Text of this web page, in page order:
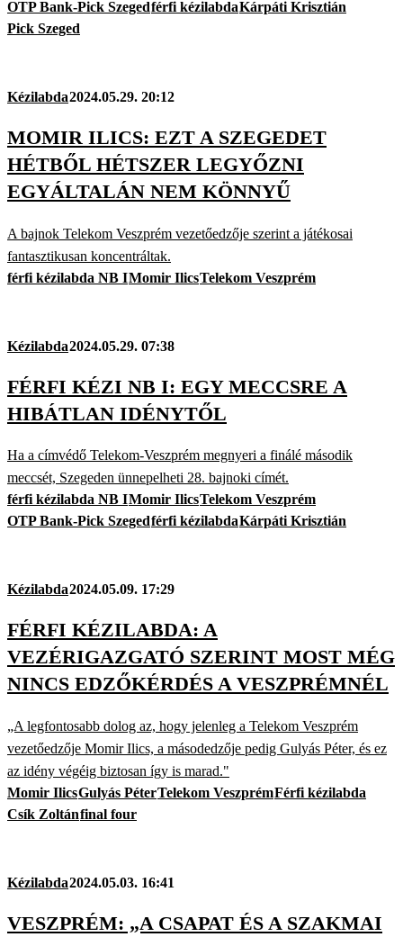
OTP Bank-Pick Szegedférfi kézilabdaKárpáti Krisztián
Pick Szeged
Kézilabda2024.05.29. 20:12
MOMIR ILICS: EZT A SZEGEDET
HÉTBŐL HÉTSZER LEGYŐZNI
EGYÁLTALÁN NEM KÖNNYŰ
A bajnok Telekom Veszprém vezetőedzője szerint a játékosai
fantasztikusan koncentráltak.
férfi kézilabda NB IMomir IlicsTelekom Veszprém
Kézilabda2024.05.29. 07:38
FÉRFI KÉZI NB I: EGY MECCSRE A
HIBÁTLAN IDÉNYTŐL
Ha a címvédő Telekom-Veszprém megnyeri a finálé második
meccsét, Szegeden ünnepelheti 28. bajnoki címét.
férfi kézilabda NB IMomir IlicsTelekom Veszprém
OTP Bank-Pick Szegedférfi kézilabdaKárpáti Krisztián
Kézilabda2024.05.09. 17:29
FÉRFI KÉZILABDA: A
VEZÉRIGAZGATÓ SZERINT MOST MÉG
NINCS EDZŐKÉRDÉS A VESZPRÉMNÉL
„A legfontosabb dolog az, hogy jelenleg a Telekom Veszprém
vezetőedzője Momir Ilics, a másodedzője pedig Gulyás Péter, és ez
az idény végéig biztosan így is marad."
Momir IlicsGulyás PéterTelekom VeszprémFérfi kézilabda
Csík Zoltánfinal four
Kézilabda2024.05.03. 16:41
VESZPRÉM: „A CSAPAT ÉS A SZAKMAI